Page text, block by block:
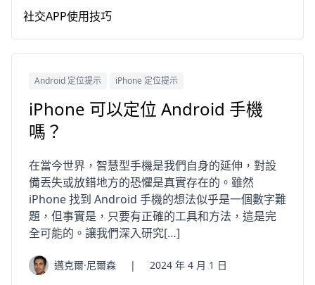
社交APP使用技巧
Android 定位提示 iPhone 定位提示
iPhone 可以定位 Android 手機
嗎？
在當今世界，智慧型手機是我們自身的延伸，對設
備丟失或放錯地方的恐懼是真實存在的。雖然
iPhone 找到 Android 手機的想法似乎是一個數字難
題，但事實是，只要有正確的工具和方法，這是完
全可能的。讓我們深入研究[…]
邁克爾·尼爾森 | 2024 年 4 月 1 日